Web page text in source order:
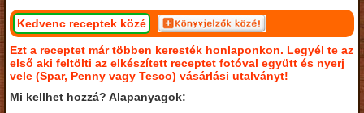
Kedvenc receptek közé
Ezt a receptet már többen keresték honlaponkon. Legyél te az
első aki feltölti az elkészített receptet fotóval együtt és nyerj
vele (Spar, Penny vagy Tesco) vásárlási utalványt!
Mi kellhet hozzá? Alapanyagok: